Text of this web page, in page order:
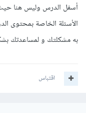
أسفل الدرس وليس هنا حيث
الأسئلة الخاصة بمحتوى
به مشكلتك و لمساعدتك
اقتباس